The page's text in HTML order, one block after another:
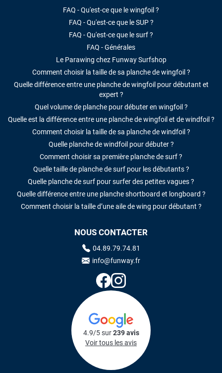
FAQ - Qu'est-ce que le wingfoil ?
FAQ - Qu'est-ce que le SUP ?
FAQ - Qu'est-ce que le surf ?
FAQ - Générales
Le Parawing chez Funway Surfshop
Comment choisir la taille de sa planche de wingfoil ?
Quelle différence entre une planche de wingfoil pour débutant et
expert ?
Quel volume de planche pour débuter en wingfoil ?
Quelle est la différence entre une planche de wingfoil et de windfoil ?
Comment choisir la taille de sa planche de windfoil ?
Quelle planche de windfoil pour débuter ?
Comment choisir sa première planche de surf ?
Quelle taille de planche de surf pour les débutants ?
Quelle planche de surf pour surfer des petites vagues ?
Quelle différence entre une planche shortboard et longboard ?
Comment choisir la taille d’une aile de wing pour débutant ?
NOUS CONTACTER
04.89.79.74.81
info@funway.fr
4.9/5 sur239 avis
Voir tous les avis